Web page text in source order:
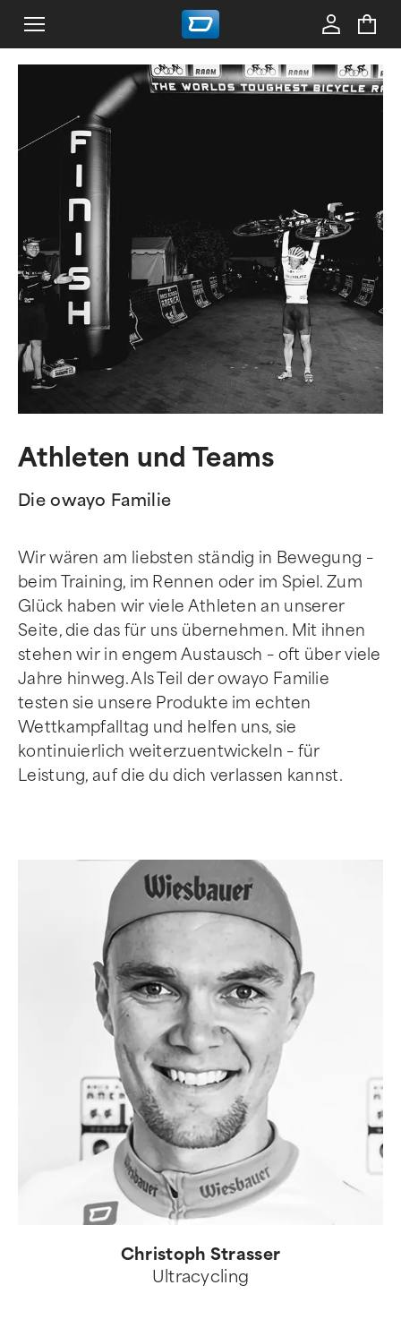
Athleten und Teams
Die owayo Familie
Wir wären am liebsten ständig in Bewegung –
beim Training, im Rennen oder im Spiel. Zum
Glück haben wir viele Athleten an unserer
Seite, die das für uns übernehmen. Mit ihnen
stehen wir in engem Austausch – oft über viele
Jahre hinweg. Als Teil der owayo Familie
testen sie unsere Produkte im echten
Wettkampfalltag und helfen uns, sie
kontinuierlich weiterzuentwickeln – für
Leistung, auf die du dich verlassen kannst.
Christoph Strasser
Ultracycling